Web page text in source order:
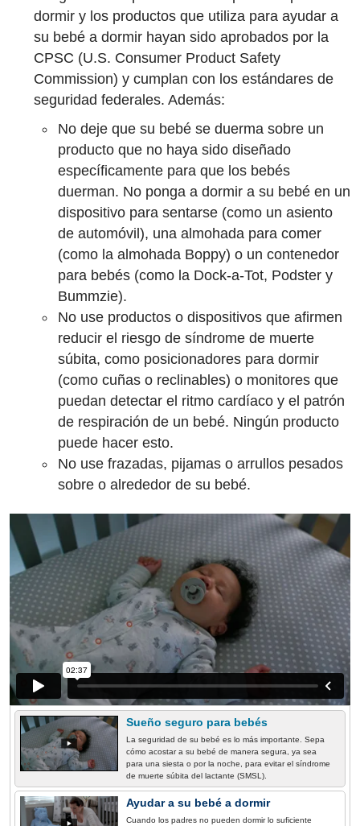
dormir y los productos que utiliza para ayudar a
su bebé a dormir hayan sido aprobados por la
CPSC (U.S. Consumer Product Safety
Commission) y cumplan con los estándares de
seguridad federales. Además:
No deje que su bebé se duerma sobre un
producto que no haya sido diseñado
específicamente para que los bebés
duerman. No ponga a dormir a su bebé en un
dispositivo para sentarse (como un asiento
de automóvil), una almohada para comer
(como la almohada Boppy) o un contenedor
para bebés (como la Dock-a-Tot, Podster y
Bummzie).
No use productos o dispositivos que afirmen
reducir el riesgo de síndrome de muerte
súbita, como posicionadores para dormir
(como cuñas o reclinables) o monitores que
puedan detectar el ritmo cardíaco y el patrón
de respiración de un bebé. Ningún producto
puede hacer esto.
No use frazadas, pijamas o arrullos pesados
sobre o alrededor de su bebé.
Sueño seguro para bebés
La seguridad de su bebé es lo más importante. Sepa
cómo acostar a su bebé de manera segura, ya sea
para una siesta o por la noche, para evitar el síndrome
de muerte súbita del lactante (SMSL).
Ayudar a su bebé a dormir
Cuando los padres no pueden dormir lo suficiente